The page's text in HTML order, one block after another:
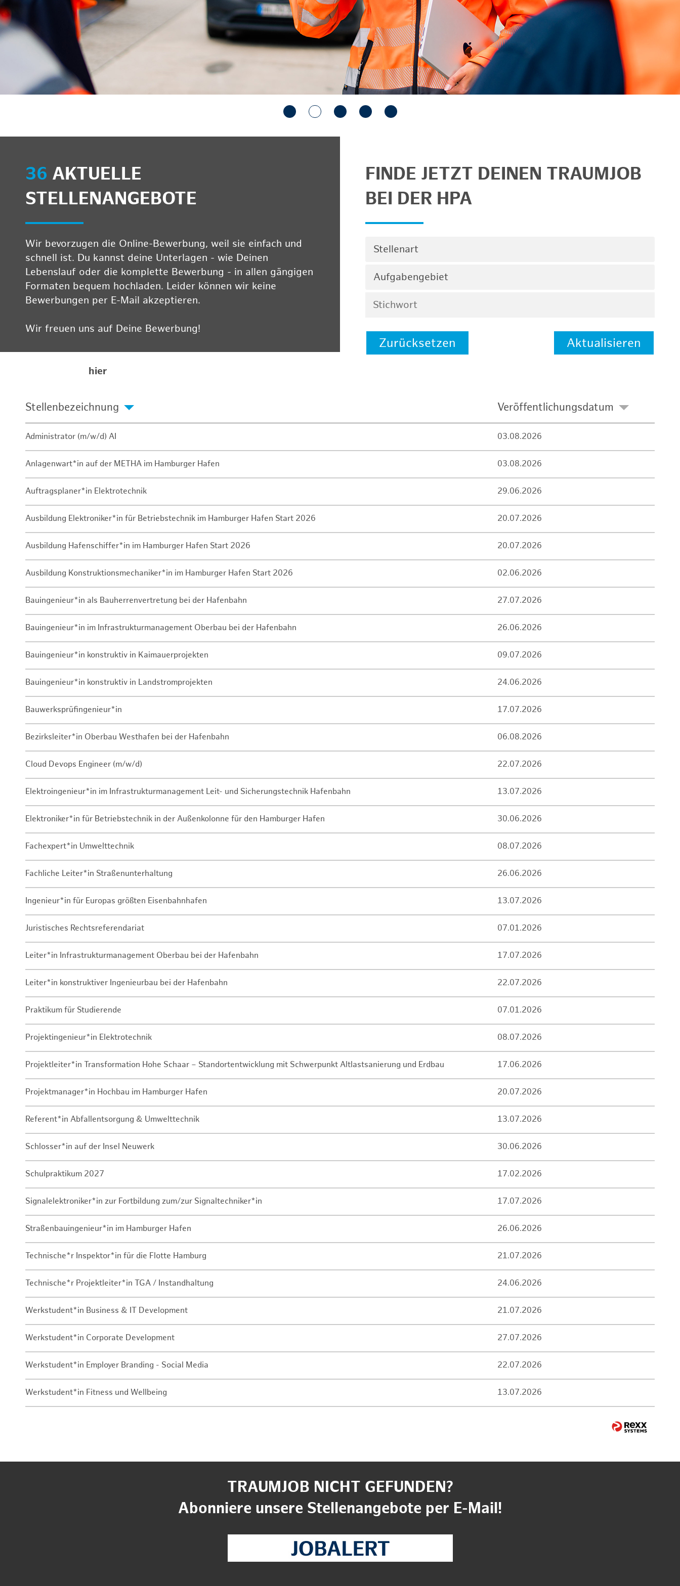
anzeigen/schließen
36 AKTUELLE
STELLENANGEBOTE
Wir bevorzugen die Online-Bewerbung, weil sie einfach und
schnell ist. Du kannst deine Unterlagen - wie Deinen
Lebenslauf oder die komplette Bewerbung - in allen gängigen
Formaten bequem hochladen. Leider können wir keine
Bewerbungen per E-Mail akzeptieren.
Wir freuen uns auf Deine Bewerbung!
hier
FINDE JETZT DEINEN TRAUMJOB
BEI DER HPA
Stellenart
Aufgabengebiet
Zurücksetzen Aktualisieren
Stellenbezeichnung Veröffentlichungsdatum
Administrator (m/w/d) AI 03.08.2026
Anlagenwart*in auf der METHA im Hamburger Hafen 03.08.2026
Auftragsplaner*in Elektrotechnik 29.06.2026
Ausbildung Elektroniker*in für Betriebstechnik im Hamburger Hafen Start 2026 20.07.2026
Ausbildung Hafenschiffer*in im Hamburger Hafen Start 2026 20.07.2026
Ausbildung Konstruktionsmechaniker*in im Hamburger Hafen Start 2026 02.06.2026
Bauingenieur*in als Bauherrenvertretung bei der Hafenbahn 27.07.2026
Bauingenieur*in im Infrastrukturmanagement Oberbau bei der Hafenbahn 26.06.2026
Bauingenieur*in konstruktiv in Kaimauerprojekten 09.07.2026
Bauingenieur*in konstruktiv in Landstromprojekten 24.06.2026
Bauwerksprüfingenieur*in 17.07.2026
Bezirksleiter*in Oberbau Westhafen bei der Hafenbahn 06.08.2026
Cloud Devops Engineer (m/w/d) 22.07.2026
Elektroingenieur*in im Infrastrukturmanagement Leit- und Sicherungstechnik Hafenbahn 13.07.2026
Elektroniker*in für Betriebstechnik in der Außenkolonne für den Hamburger Hafen 30.06.2026
Fachexpert*in Umwelttechnik 08.07.2026
Fachliche Leiter*in Straßenunterhaltung 26.06.2026
Ingenieur*in für Europas größten Eisenbahnhafen 13.07.2026
Juristisches Rechtsreferendariat 07.01.2026
Leiter*in Infrastrukturmanagement Oberbau bei der Hafenbahn 17.07.2026
Leiter*in konstruktiver Ingenieurbau bei der Hafenbahn 22.07.2026
Praktikum für Studierende 07.01.2026
Projektingenieur*in Elektrotechnik 08.07.2026
Projektleiter*in Transformation Hohe Schaar – Standortentwicklung mit Schwerpunkt Altlastsanierung und Erdbau 17.06.2026
Projektmanager*in Hochbau im Hamburger Hafen 20.07.2026
Referent*in Abfallentsorgung & Umwelttechnik 13.07.2026
Schlosser*in auf der Insel Neuwerk 30.06.2026
Schulpraktikum 2027 17.02.2026
Signalelektroniker*in zur Fortbildung zum/zur Signaltechniker*in 17.07.2026
Straßenbauingenieur*in im Hamburger Hafen 26.06.2026
Technische*r Inspektor*in für die Flotte Hamburg 21.07.2026
Technische*r Projektleiter*in TGA / Instandhaltung 24.06.2026
Werkstudent*in Business & IT Development 21.07.2026
Werkstudent*in Corporate Development 27.07.2026
Werkstudent*in Employer Branding - Social Media 22.07.2026
Werkstudent*in Fitness und Wellbeing 13.07.2026
TRAUMJOB NICHT GEFUNDEN?
Abonniere unsere Stellenangebote per E-Mail!